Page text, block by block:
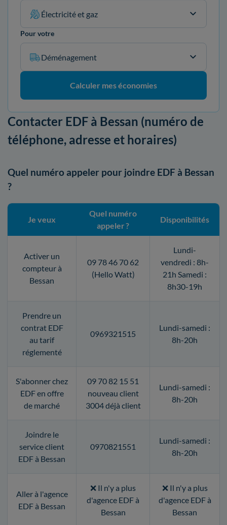
Électricité et gaz
Pour votre
Déménagement
Calculer mes économies
Contacter EDF à Bessan (numéro de
téléphone, adresse et horaires)
Quel numéro appeler pour joindre EDF à Bessan
?
Je veux
Quel numéro
appeler ?
Disponibilités
Activer un
compteur à
Bessan
09 78 46 70 62
(Hello Watt)
Lundi-
vendredi : 8h-
21h Samedi :
8h30-19h
Prendre un
contrat EDF
au tarif
réglementé
0969321515
Lundi-samedi :
8h-20h
S'abonner chez
EDF en offre
de marché
09 70 82 15 51
nouveau client
3004 déjà client
Lundi-samedi :
8h-20h
Joindre le
service client
EDF à Bessan
0970821551
Lundi-samedi :
8h-20h
Aller à l'agence
EDF à Bessan
❌ Il n'y a plus
d'agence EDF à
Bessan
❌ Il n'y a plus
d'agence EDF à
Bessan